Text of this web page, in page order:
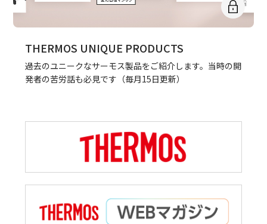
THERMOS UNIQUE PRODUCTS
過去のユニークなサーモス製品をご紹介します。当時の開
発者の苦労話も必見です（毎月15日更新）